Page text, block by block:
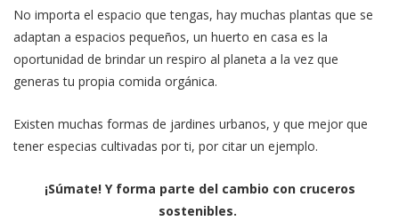
No importa el espacio que tengas, hay muchas plantas que se
adaptan a espacios pequeños, un huerto en casa es la
oportunidad de brindar un respiro al planeta a la vez que
generas tu propia comida orgánica.
Existen muchas formas de jardines urbanos, y que mejor que
tener especias cultivadas por ti, por citar un ejemplo.
¡Súmate! Y forma parte del cambio con cruceros
sostenibles.